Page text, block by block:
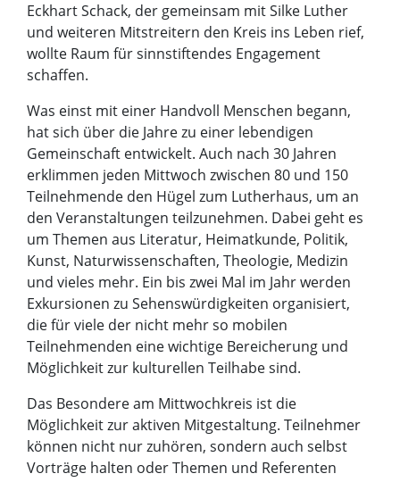
Eckhart Schack, der gemeinsam mit Silke Luther
und weiteren Mitstreitern den Kreis ins Leben rief,
wollte Raum für sinnstiftendes Engagement
schaffen.
Was einst mit einer Handvoll Menschen begann,
hat sich über die Jahre zu einer lebendigen
Gemeinschaft entwickelt. Auch nach 30 Jahren
erklimmen jeden Mittwoch zwischen 80 und 150
Teilnehmende den Hügel zum Lutherhaus, um an
den Veranstaltungen teilzunehmen. Dabei geht es
um Themen aus Literatur, Heimatkunde, Politik,
Kunst, Naturwissenschaften, Theologie, Medizin
und vieles mehr. Ein bis zwei Mal im Jahr werden
Exkursionen zu Sehenswürdigkeiten organisiert,
die für viele der nicht mehr so mobilen
Teilnehmenden eine wichtige Bereicherung und
Möglichkeit zur kulturellen Teilhabe sind.
Das Besondere am Mittwochkreis ist die
Möglichkeit zur aktiven Mitgestaltung. Teilnehmer
können nicht nur zuhören, sondern auch selbst
Vorträge halten oder Themen und Referenten